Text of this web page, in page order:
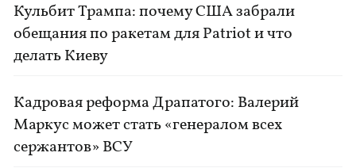
Кульбит Трампа: почему США забрали
обещания по ракетам для Patriot и что
делать Киеву
Кадровая реформа Драпатого: Валерий
Маркус может стать «генералом всех
сержантов» ВСУ